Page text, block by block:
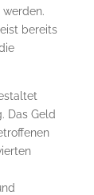
bereits
Das Geld